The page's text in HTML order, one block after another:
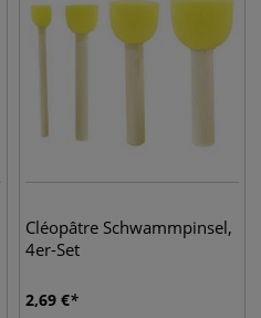
Cléopâtre Schwammpinsel,
4er-Set
2,69 €